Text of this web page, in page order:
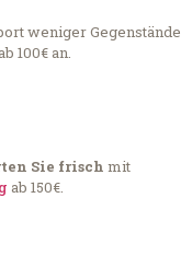
weniger Gegenstände
100€ an.
Sie frisch mit
ab 150€.